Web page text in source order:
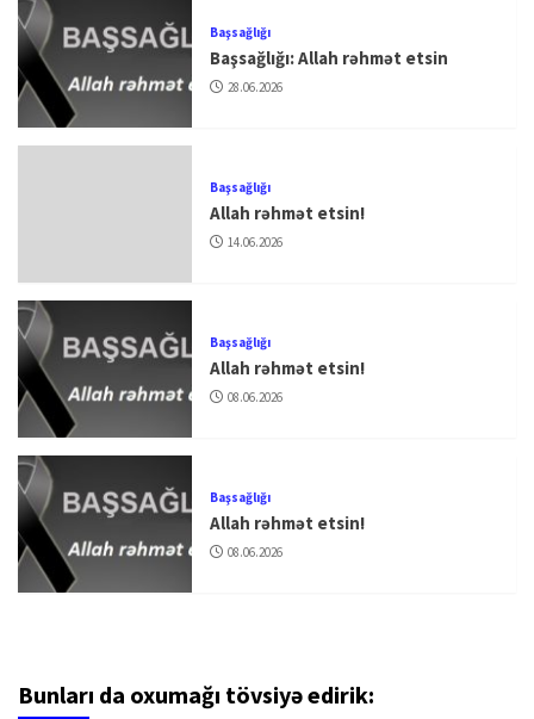
Başsağlığı
Başsağlığı: Allah rəhmət etsin
28.06.2026
Başsağlığı
Allah rəhmət etsin!
14.06.2026
Başsağlığı
Allah rəhmət etsin!
08.06.2026
Başsağlığı
Allah rəhmət etsin!
08.06.2026
Bunları da oxumağı tövsiyə edirik: